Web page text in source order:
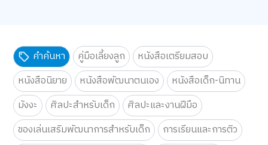
คำค้นหา คู่มือเลี้ยงลูก
หนังสือเตรียมสอบ
หนังสือนิยาย
หนังสือพัฒนาตนเอง
หนังสือเด็ก-นิทาน
มังงะ
ศิลปะสำหรับเด็ก
ศิลปะและงานฝีมือ
ของเล่นเสริมพัฒนาการสำหรับเด็ก
การเรียนและการติว